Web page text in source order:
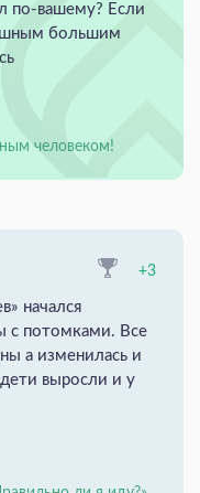
по-вашему? Если
большим
человеком!
+3
начался
с потомками. Все
а изменилась и
выросли и у